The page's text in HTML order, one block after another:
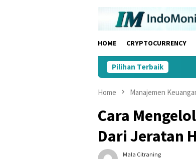
HOME CRYPTOCURRENCY
Pilihan Terbaik
Home Manajemen
Cara
Dari Jeratan
Mala Citraning